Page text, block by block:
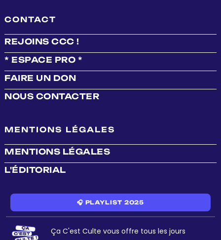
CONTACT
REJOINS CCC !
* ESPACE PRO *
FAIRE UN DON
NOUS CONTACTER
MENTIONS LÉGALES
MENTIONS LÉGALES
L'ÉDITORIAL
🎧 PLAYLIST 2025
Ça C'est Culte vous offre tous les jours